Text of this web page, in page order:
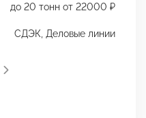
до 20 тонн от 22000 ₽
СДЭК, Деловые линии